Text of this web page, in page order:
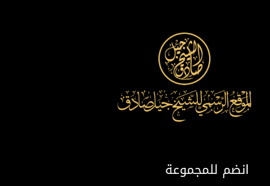
انضم للمجموعة